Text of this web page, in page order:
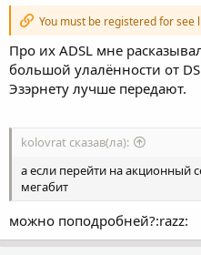
You must be registered for see
Про их ADSL мне
большой улалённости от
Эзэрнету лучше передают.
kolovrat сказав(ла):
а если перейти на акционный
мегабит
можно поподробней?:razz: